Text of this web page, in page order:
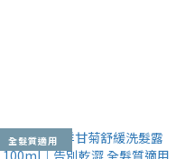
全髮質適用